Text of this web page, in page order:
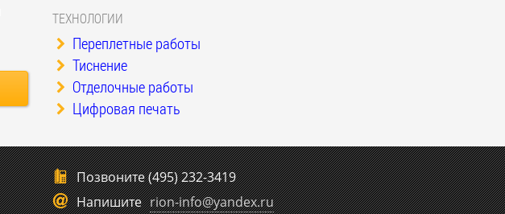
ТЕХНОЛОГИИ
Переплетные работы
Тиснение
Отделочные работы
Цифровая печать
Позвоните(495) 232-3419
Напишите rion-info@yandex.ru